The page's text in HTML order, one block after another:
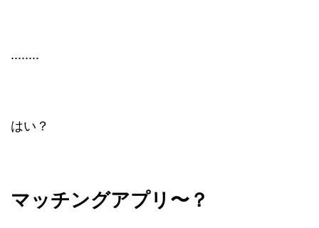
........
はい？
マッチングアプリ〜？